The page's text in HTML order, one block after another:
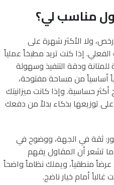
مناسب لي؟
ولا الأكثر شهرة على
إذا كنت تريد مطبخاً عملياً
للمتانة ودقة التنفيذ وسهولة
أساسياً من مساحة مفتوحة،
حساسية. وإذا كانت ميزانيتك
توزيعها بذكاء بدلاً من دفعك
أمور: ثقة في الجهة، ووضوح في
تشعر أن المقاول يفهم
منطقياً، ويملك نظاماً واضحاً
غالباً أمام خيار ناضج.